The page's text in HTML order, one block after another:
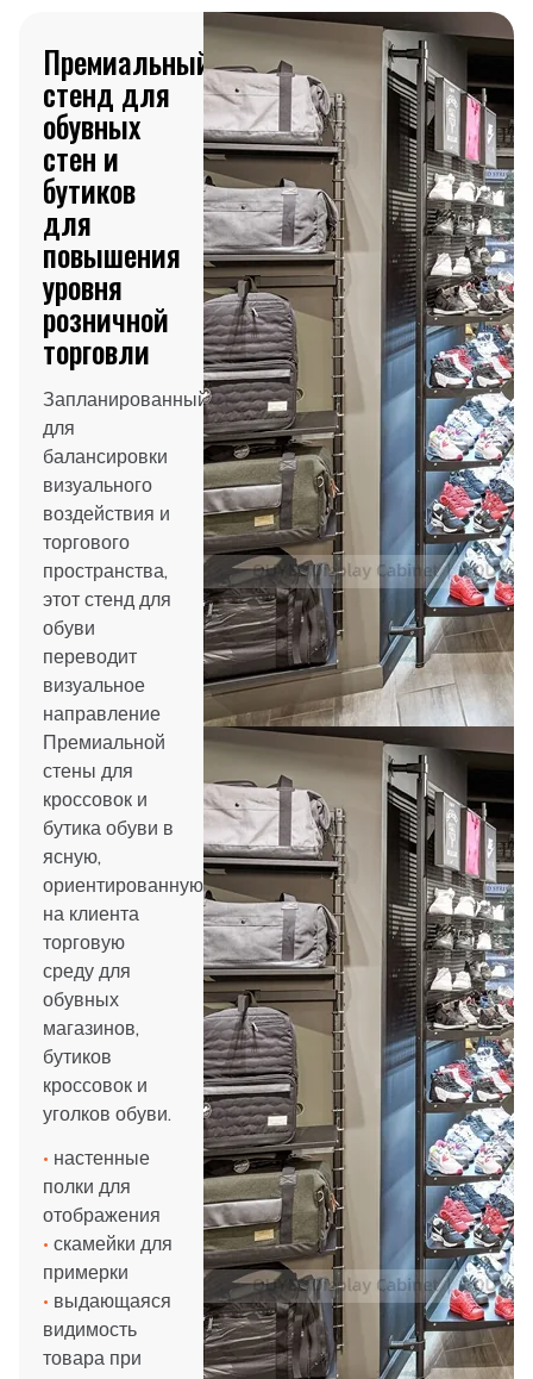
Премиальный
стенд для
обувных
стен и
бутиков
для
повышения
уровня
розничной
торговли
Запланированный
для
балансировки
визуального
воздействия и
торгового
пространства,
этот стенд для
обуви
переводит
визуальное
направление
Премиальной
стены для
кроссовок и
бутика обуви в
ясную,
ориентированную
на клиента
торговую
среду для
обувных
магазинов,
бутиков
кроссовок и
уголков обуви.
• настенные
полки для
отображения
• скамейки для
примерки
• выдающаяся
видимость
товара при